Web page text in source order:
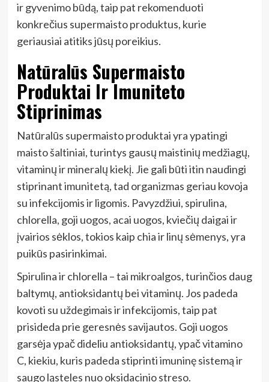
ir gyvenimo būdą, taip pat rekomenduoti
konkrečius supermaisto produktus, kurie
geriausiai atitiks jūsų poreikius.
Natūralūs Supermaisto
Produktai Ir Imuniteto
Stiprinimas
Natūralūs supermaisto produktai yra ypatingi
maisto šaltiniai, turintys gausų maistinių medžiagų,
vitaminų ir mineralų kiekį. Jie gali būti itin naudingi
stiprinant imunitetą, tad organizmas geriau kovoja
su infekcijomis ir ligomis. Pavyzdžiui, spirulina,
chlorella, goji uogos, acai uogos, kviečių daigai ir
įvairios sėklos, tokios kaip chia ir linų sėmenys, yra
puikūs pasirinkimai.
Spirulina ir chlorella – tai mikroalgos, turinčios daug
baltymų, antioksidantų bei vitaminų. Jos padeda
kovoti su uždegimais ir infekcijomis, taip pat
prisideda prie geresnės savijautos. Goji uogos
garsėja ypač dideliu antioksidantų, ypač vitamino
C, kiekiu, kuris padeda stiprinti imuninę sistemą ir
saugo ląsteles nuo oksidacinio streso.